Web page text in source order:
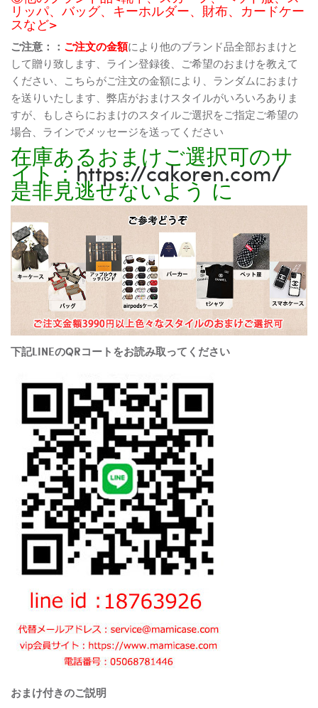
リッパ、バッグ、キーホルダー、財布、カードケー
スなど>
ご注意：： ご注文の金額により他のブランド品全部おまけと
して贈り致します、ライン登録後、ご希望のおまけを教えて
ください、こちらがご注文の金額により、ランダムにおまけ
を送りいたします、弊店がおまけスタイルがいろいろありま
すが、もしさらにおまけのスタイルご選択をご指定ご希望の
場合、ラインでメッセージを送ってください
在庫あるおまけご選択可のサ
イト：https://cakoren.com/
是非見逃せないよう に
下記LINEのQRコートをお読み取ってください
おまけ付きのご説明